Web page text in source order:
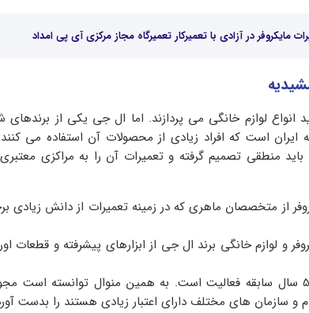
مایکروفر در آزادی با تعمیرکار تعمیرگاه مجاز مرکزی آی پی امداد
انواع لوازم خانگی می پردازند. اما ال جی یکی از برندهای
است که افراد زیادی از محصولات آن استفاده می
باید منطقی تصمیم گرفته و تعمیرات آن را به مراکزی معتبری
از متخصصان ماهری که در زمینه تعمیرات از دانش زیادی
و لوازم خانگی برند ال جی از ابزارهای پیشرفته و قطعات
تیم آی پی امداد دارای بیشتر از 50 سال سابقه فعالیت است. به همین منوال توانسته
و سازمان های مختلف دارای اعتبار زیادی هستند را بدست